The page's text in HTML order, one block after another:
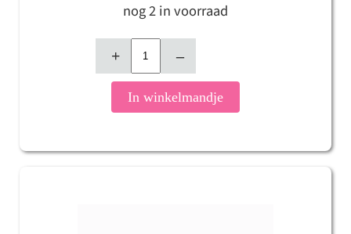
nog 2 in voorraad
+ –
In winkelmandje